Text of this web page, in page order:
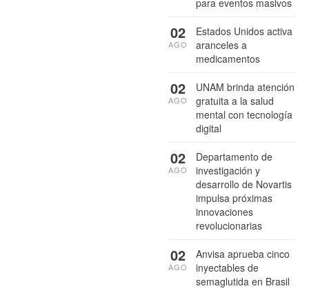
para eventos masivos
Estados Unidos activa
aranceles a
medicamentos
02
AGO
UNAM brinda atención
gratuita a la salud
mental con tecnología
digital
02
AGO
Departamento de
investigación y
desarrollo de Novartis
impulsa próximas
innovaciones
revolucionarias
02
AGO
Anvisa aprueba cinco
inyectables de
semaglutida en Brasil
02
AGO